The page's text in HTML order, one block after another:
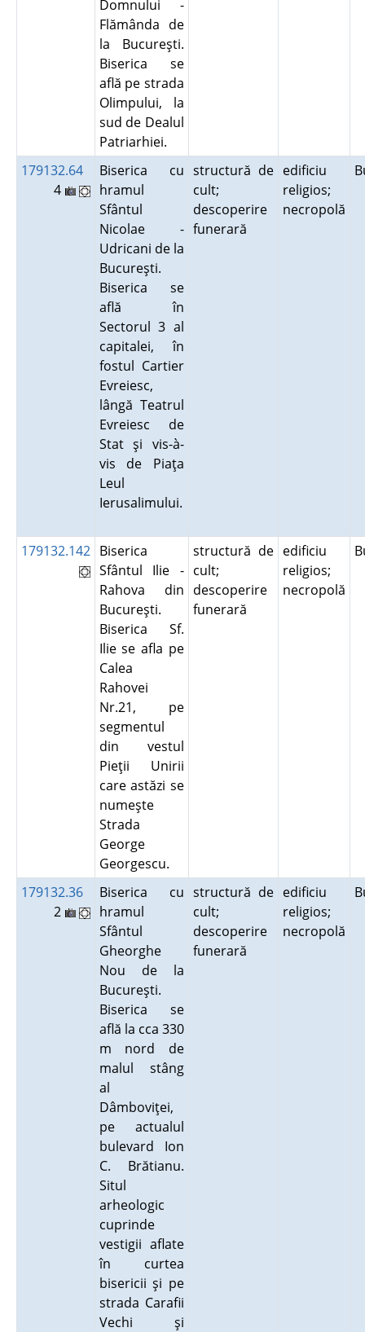
Domnului -
Flămânda de
la Bucureşti.
Biserica se
află pe strada
Olimpului, la
sud de Dealul
Patriarhiei.
179132.64
4
Biserica cu
hramul
Sfântul
Nicolae -
Udricani de la
Bucureşti.
Biserica se
află în
Sectorul 3 al
capitalei, în
fostul Cartier
Evreiesc,
lângă Teatrul
Evreiesc de
Stat şi vis-à-
vis de Piaţa
Leul
Ierusalimului.
structură de
cult;
descoperire
funerară
edificiu
religios;
necropolă
179132.142 Biserica
Sfântul Ilie -
Rahova din
Bucureşti.
Biserica Sf.
Ilie se afla pe
Calea
Rahovei
Nr.21, pe
segmentul
din vestul
Pieţii Unirii
care astăzi se
numeşte
Strada
George
Georgescu.
structură de
cult;
descoperire
funerară
edificiu
religios;
necropolă
179132.36
2
Biserica cu
hramul
Sfântul
Gheorghe
Nou de la
Bucureşti.
Biserica se
află la cca 330
m nord de
malul stâng
al
Dâmboviţei,
pe actualul
bulevard Ion
C. Brătianu.
Situl
arheologic
cuprinde
vestigii aflate
în curtea
bisericii şi pe
strada Carafii
Vechi şi
structură de
cult;
descoperire
funerară
edificiu
religios;
necropolă